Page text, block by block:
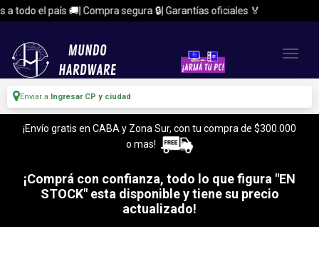
el país 🚚| Compra segura 🔒| Garantías oficiales 🏅
Enviar a Ingresar CP y ciudad
¡Envío gratis en CABA y Zona Sur, con tu compra de $300.000
o mas!
¡Comprá con confianza, todo lo que figura "EN
STOCK" esta disponible y tiene su precio
actualizado!